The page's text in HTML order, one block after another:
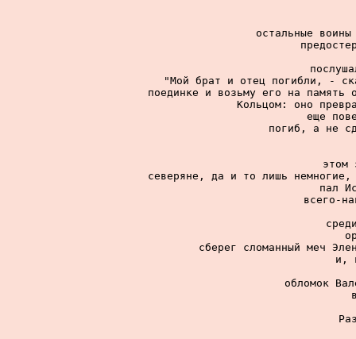
остальные
"Мой брат и отец погибли, -
поединке и возьму его на память
Кольцом: оно
еще
погиб, а не
этом
северяне, да и то лишь
пал
всего-
сберег сломанный меч
и,
обломок